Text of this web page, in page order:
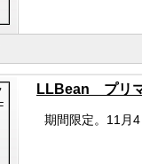
LLBean プリ
期間限定。11月